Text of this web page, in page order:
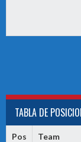
TABLA DE
Pos Team